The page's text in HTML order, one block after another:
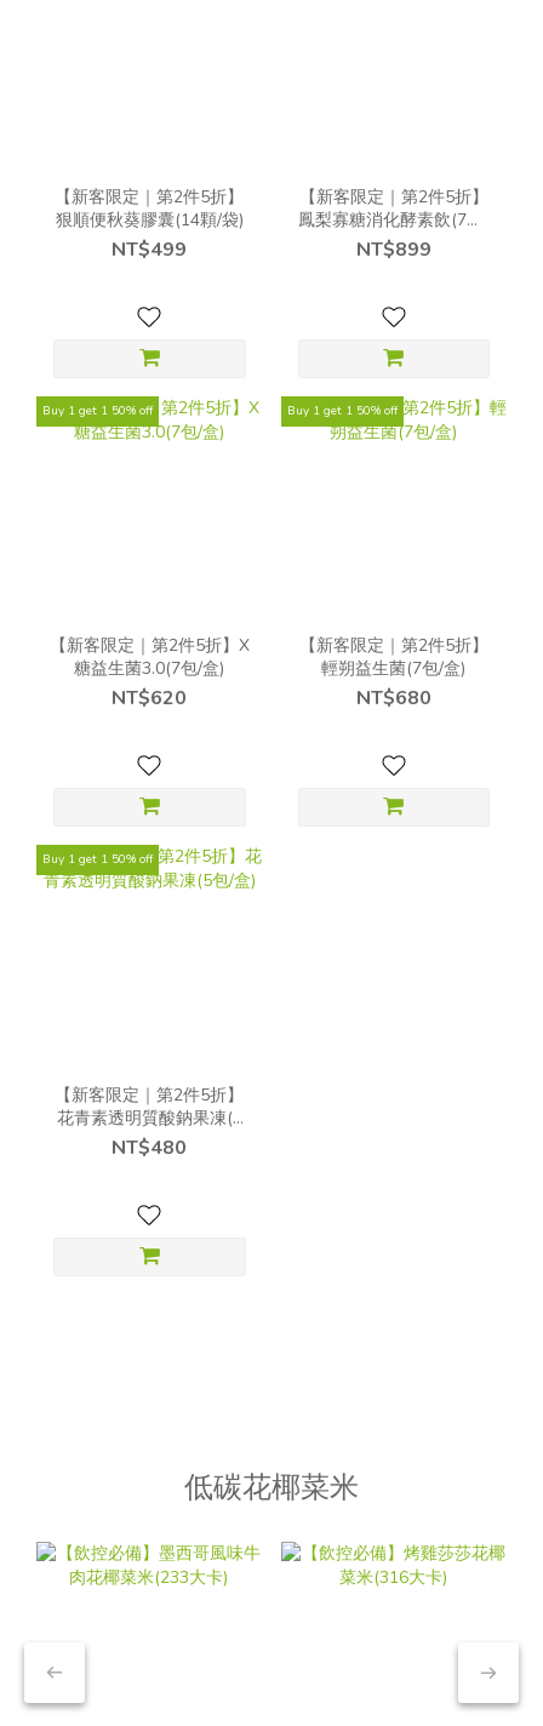
【新客限定｜第2件5折】
狠順便秋葵膠囊(14顆/袋)
NT$499
【新客限定｜第2件5折】
鳳梨寡糖消化酵素飲(7包/
盒)
NT$899
Buy 1 get 1 50% off
【新客限定｜第2件5折】X
糖益生菌3.0(7包/盒)
NT$620
Buy 1 get 1 50% off
【新客限定｜第2件5折】
輕朔益生菌(7包/盒)
NT$680
Buy 1 get 1 50% off
【新客限定｜第2件5折】
花青素透明質酸鈉果凍(5
包/盒)
NT$480
低碳花椰菜米